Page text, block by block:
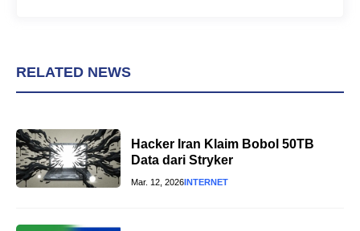
RELATED NEWS
Hacker Iran Klaim Bobol 50TB
Data dari Stryker
Mar. 12, 2026INTERNET